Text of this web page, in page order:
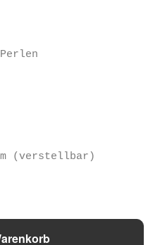
(verstellbar)